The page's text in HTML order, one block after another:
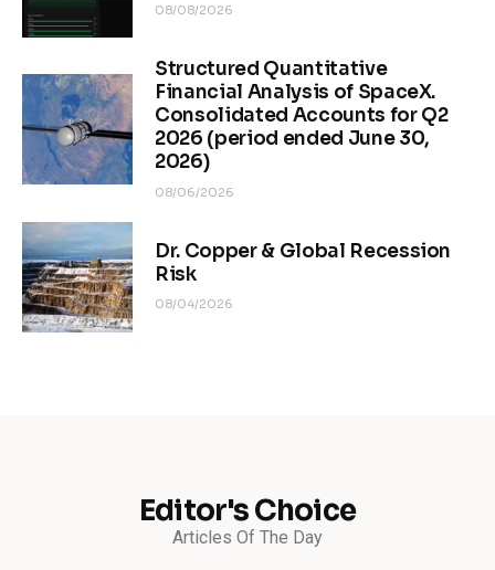
08/08/2026
Structured Quantitative
Financial Analysis of SpaceX.
Consolidated Accounts for Q2
2026 (period ended June 30,
2026)
08/06/2026
Dr. Copper & Global Recession
Risk
08/04/2026
Editor's Choice
Articles Of The Day